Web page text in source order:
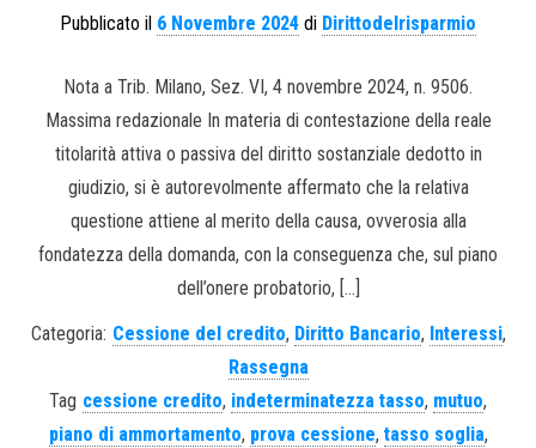
Pubblicato il 6 Novembre 2024 di Dirittodelrisparmio
Nota a Trib. Milano, Sez. VI, 4 novembre 2024, n. 9506.
Massima redazionale In materia di contestazione della reale
titolarità attiva o passiva del diritto sostanziale dedotto in
giudizio, si è autorevolmente affermato che la relativa
questione attiene al merito della causa, ovverosia alla
fondatezza della domanda, con la conseguenza che, sul piano
dell’onere probatorio, […]
Categoria: Cessione del credito, Diritto Bancario, Interessi,
Rassegna
Tag cessione credito, indeterminatezza tasso, mutuo,
piano di ammortamento, prova cessione, tasso soglia,